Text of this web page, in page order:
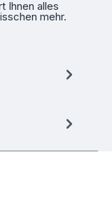
Ihnen alles
mehr.